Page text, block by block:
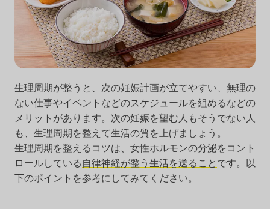
生理周期が整うと、次の妊娠計画が立てやすい、無理の
ない仕事やイベントなどのスケジュールを組めるなどの
メリットがあります。次の妊娠を望む人もそうでない人
も、生理周期を整えて生活の質を上げましょう。
生理周期を整えるコツは、女性ホルモンの分泌をコント
ロールしている 自律神経が整う生活を送ること です。以
下のポイントを参考にしてみてください。